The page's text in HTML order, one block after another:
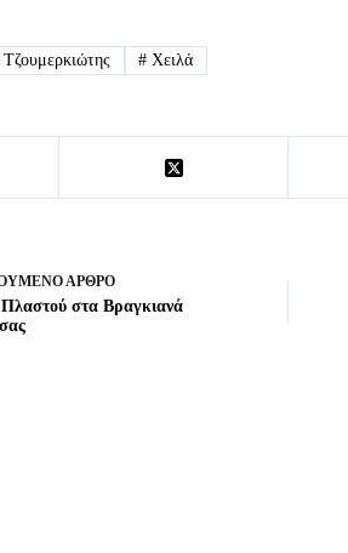
# Χειλά
ΆΡΘΡΟ
στα Βραγκιανά